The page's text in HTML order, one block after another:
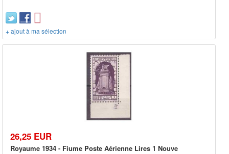
+ ajout à ma sélection
26,25 EUR
Royaume 1934 - Fiume Poste Aérienne Lires 1 Nouve